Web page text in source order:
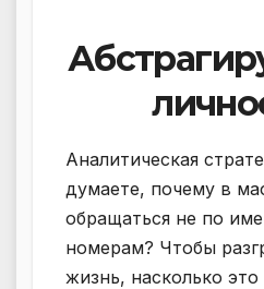
Аналитическая
думаете, почему в
обращаться не по
номерам? Чтобы
жизнь, насколько